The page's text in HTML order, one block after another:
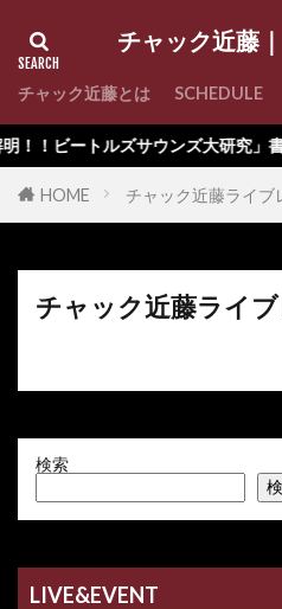
チャック近藤｜
チャック近藤とは SCHEDULE
ビートルズサウンズ大研究」書
HOME チャック近藤ライブ
チャック近藤ライ
検索
LIVE&EVENT